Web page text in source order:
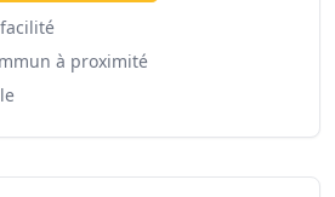
à proximité